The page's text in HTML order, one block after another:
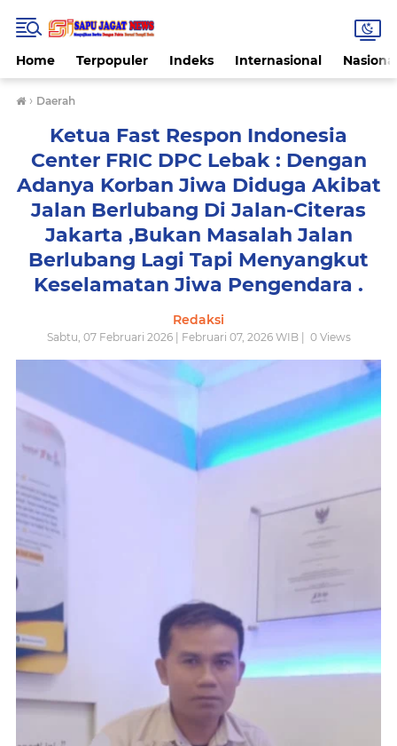
Home Terpopuler Indeks Internasional
› Daerah
Ketua Fast Respon Indonesia
Center FRIC DPC Lebak : Dengan
Adanya Korban Jiwa Diduga Akibat
Jalan Berlubang Di Jalan-Citeras
Jakarta ,Bukan Masalah Jalan
Berlubang Lagi Tapi Menyangkut
Keselamatan Jiwa Pengendara .
Redaksi
Sabtu, 07 Februari 2026 | Februari 07, 2026 WIB | 0Views